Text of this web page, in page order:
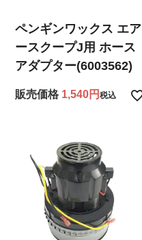
ペンギンワックス エア
ースクープJ用 ホース
アダプター(6003562)
販売価格 1,540 税込